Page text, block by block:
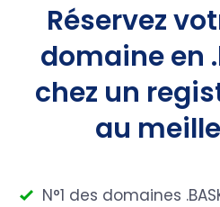
Réservez
domaine en
chez un
au
N°1 des domaines